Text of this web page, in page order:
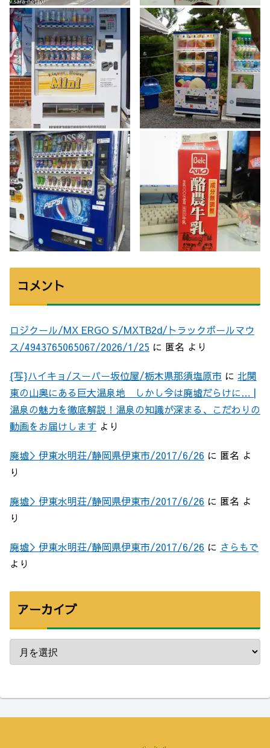
コメント
ロジクール/MX ERGO S/MXTB2d/トラックボールマウ
ス/4943765065067/2026/1/25 に 匿名 より
{写}ハイキョ/スーパー坂位屋/栃木県那須塩原市 に 北関
東の山奥にある巨大温泉地 しかし今は廃墟だらけに… |
温泉の魅力を徹底解説！温泉の知識が深まる、こだわりの
動画をお届けします より
廃墟＞伊東水明荘/静岡県伊東市/2017/6/26 に 匿名 よ
り
廃墟＞伊東水明荘/静岡県伊東市/2017/6/26 に 匿名 よ
り
廃墟＞伊東水明荘/静岡県伊東市/2017/6/26 に さらもで
より
アーカイブ